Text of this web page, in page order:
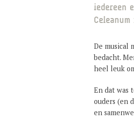
iedereen
De musical
bedacht.
heel leuk
En dat was
ouders (en
en